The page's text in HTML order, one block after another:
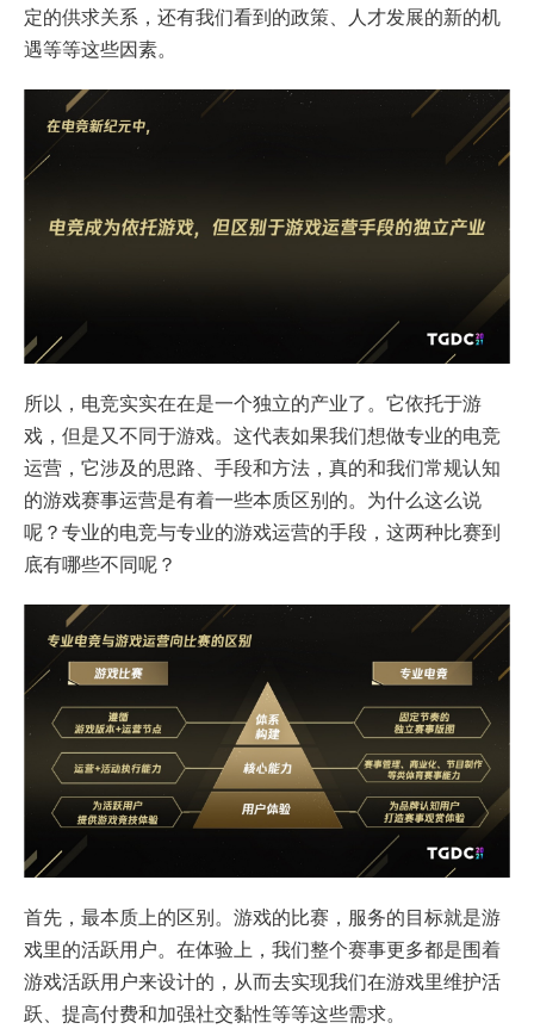
定的供求关系，还有我们看到的政策、人才发展的新的机
遇等等这些因素。
所以，电竞实实在在是一个独立的产业了。它依托于游
戏，但是又不同于游戏。这代表如果我们想做专业的电竞
运营，它涉及的思路、手段和方法，真的和我们常规认知
的游戏赛事运营是有着一些本质区别的。为什么这么说
呢？专业的电竞与专业的游戏运营的手段，这两种比赛到
底有哪些不同呢？
首先，最本质上的区别。游戏的比赛，服务的目标就是游
戏里的活跃用户。在体验上，我们整个赛事更多都是围着
游戏活跃用户来设计的，从而去实现我们在游戏里维护活
跃、提高付费和加强社交黏性等等这些需求。